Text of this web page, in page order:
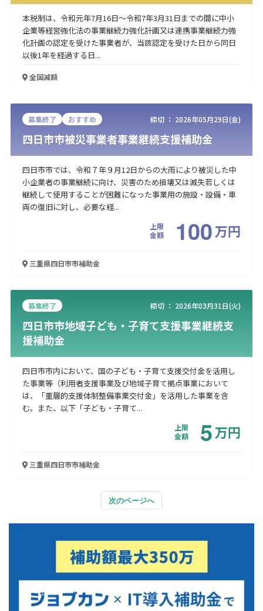
本税制は、令和元年7月16日～令和7年3月31日までの間に中小
企業等経営強化法の事業継続力強化計画又は連携事業継続力強
化計画の認定を受けた事業者が、当該認定を受けた日から同日
以後1年を経過する日...
全国減額
募集終了 おすすめ 締切 ： 2026年05月29日(金)
四日市市被災事業者事業継続支援補助金
四日市市では、令和７年９月12日からの大雨により被災した中
小企業者の事業継続に向け、災害のため損壊又は滅失若しくは
継続して使用することが困難になった事業用の施設・設備・車
両の復旧に対し、必要な経...
上限
金額
100万円
三重県四日市市補助金
募集終了 締切 ： 2026年03月31日(火)
四日市市地域子ども・子育て支援事業継続支
援補助金
四日市市内において、国の子ども・子育て支援交付金を活用し
た事業等（利用者支援事業及び地域子育て拠点事業において
は、「重層的支援体制整備事業交付金」を活用した事業を含
む。また、以下「子ども・子育て...
上限
金額
5万円
三重県四日市市補助金
次のページへ